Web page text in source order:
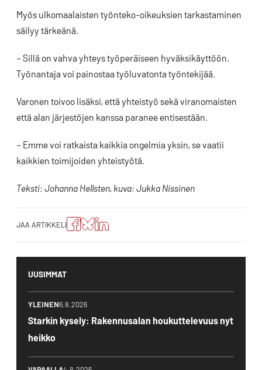
Myös ulkomaalaisten työnteko-oikeuksien tarkastaminen
säilyy tärkeänä.
– Sillä on vahva yhteys työperäiseen hyväksikäyttöön.
Työnantaja voi painostaa työluvatonta työntekijää.
Varonen toivoo lisäksi, että yhteistyö sekä viranomaisten
että alan järjestöjen kanssa paranee entisestään.
– Emme voi ratkaista kaikkia ongelmia yksin, se vaatii
kaikkien toimijoiden yhteistyötä.
Teksti: Johanna Hellsten, kuva: Jukka Nissinen
JAA ARTIKKELI
Jaa
artikkeli
Facebookissa
Jaa
artikkeli
Blueskyssa
Jako:
Jaa
artikkeli
LinkedIn:ssä
UUSIMMAT
YLEINEN6.8.2026
Starkin kysely: Rakennusalan houkuttelevuus nyt
heikko